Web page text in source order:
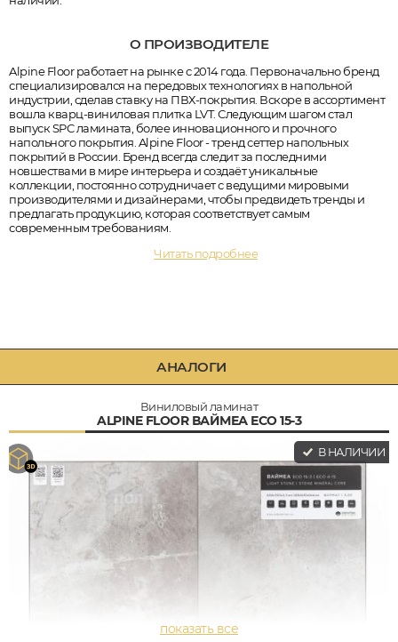
О ПРОИЗВОДИТЕЛЕ
Alpine Floor работает на рынке с 2014 года. Первоначально бренд
специализировался на передовых технологиях в напольной
индустрии, сделав ставку на ПВХ-покрытия. Вскоре в ассортимент
вошла кварц-виниловая плитка LVT. Следующим шагом стал
выпуск SPC ламината, более инновационного и прочного
напольного покрытия. Alpine Floor - тренд сеттер напольных
покрытий в России. Бренд всегда следит за последними
новшествами в мире интерьера и создаёт уникальные
коллекции, постоянно сотрудничает с ведущими мировыми
производителями и дизайнерами, чтобы предвидеть тренды и
предлагать продукцию, которая соответствует самым
современным требованиям.
Читать подробнее
АНАЛОГИ
Виниловый ламинат
ALPINE FLOOR ВАЙМЕА ЕСО 15-3
В НАЛИЧИИ